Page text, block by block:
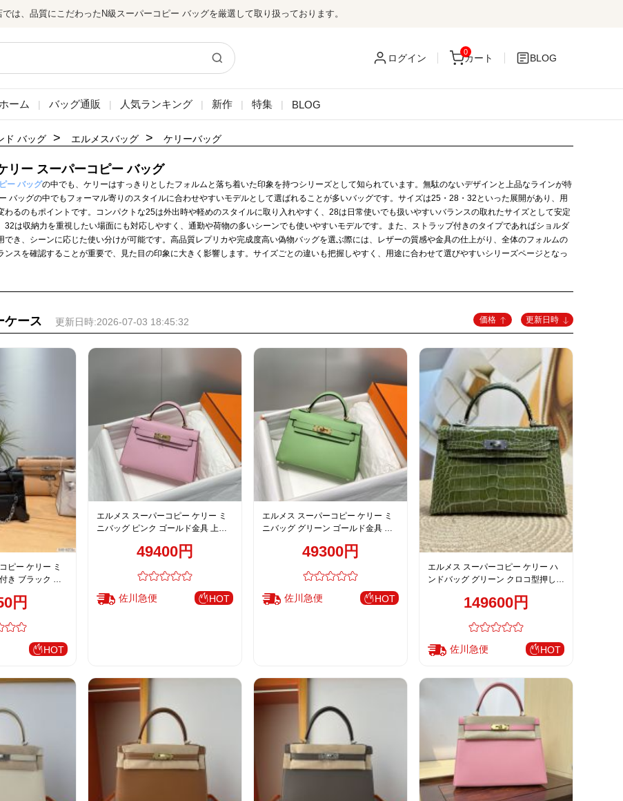
では、品質にこだわったN級スーパーコピー バッグを厳選して取り扱っております。
ログイン
0
カート BLOG
ホーム | バッグ通販 | 人気ランキング | 新作 | 特集 | BLOG
ド バッグ > エルメスバッグ > ケリーバッグ
リー スーパーコピー バッグ
ー バッグの中でも、ケリーはすっきりとしたフォルムと落ち着いた印象を持つシリーズとして知られています。無駄のないデザインと上品なラインが特
バッグの中でもフォーマル寄りのスタイルに合わせやすいモデルとして選ばれることが多いバッグです。サイズは25・28・32といった展開があり、用
わるのもポイントです。コンパクトな25は外出時や軽めのスタイルに取り入れやすく、28は日常使いでも扱いやすいバランスの取れたサイズとして安定
32は収納力を重視したい場面にも対応しやすく、通勤や荷物の多いシーンでも使いやすいモデルです。また、ストラップ付きのタイプであればショルダ
でき、シーンに応じた使い分けが可能です。高品質レプリカや完成度高い偽物バッグを選ぶ際には、レザーの質感や金具の仕上がり、全体のフォルムの
ンスを確認することが重要で、見た目の印象に大きく影響します。サイズごとの違いも把握しやすく、用途に合わせて選びやすいシリーズページとなっ
ケース 更新日時:2026-07-03 18:45:32 価格 更新日時
ピー ケリー ミ
き ブラック シ
円
HOT
エルメス スーパーコピー ケリー ミ
ニバッグ ピンク ゴールド金具 上質
49400円
佐川急便 HOT
エルメス スーパーコピー ケリー ミ
ニバッグ グリーン ゴールド金具 上
49300円
佐川急便 HOT
エルメス スーパーコピー ケリー ハ
ンドバッグ グリーン クロコ型押し
149600円
佐川急便 HOT